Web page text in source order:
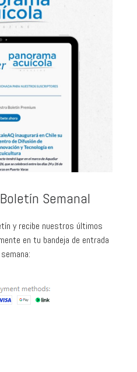
Semanal
y recibe nuestros últimos
en tu bandeja de entrada